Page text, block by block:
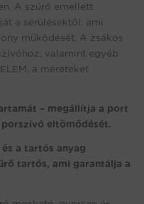
A szűrő emellett
a sérülésektől, ami
működését. A zsákos
valamint egyéb
a méreteket
– megállítja a port
porszívó eltömődését.
a tartós anyag
tartós, ami garantálja a